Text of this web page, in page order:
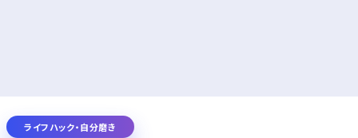
ライフハック・自分磨き